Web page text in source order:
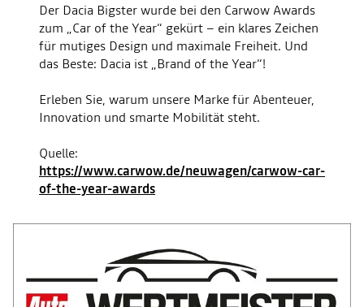
Der Dacia Bigster wurde bei den Carwow Awards
zum „Car of the Year“ gekürt – ein klares Zeichen
für mutiges Design und maximale Freiheit. Und
das Beste: Dacia ist „Brand of the Year“!
Erleben Sie, warum unsere Marke für Abenteuer,
Innovation und smarte Mobilität steht.
Quelle:
https://www.carwow.de/neuwagen/carwow-car-
of-the-year-awards